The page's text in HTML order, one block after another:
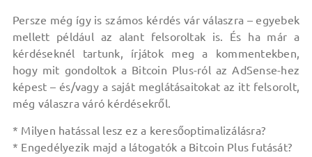
Persze még így is számos kérdés vár válaszra – egyebek
mellett például az alant felsoroltak is. És ha már a
kérdéseknél tartunk, írjátok meg a kommentekben,
hogy mit gondoltok a Bitcoin Plus-ról az AdSense-hez
képest – és/vagy a saját meglátásaitokat az itt felsorolt,
még válaszra váró kérdésekről.
* Milyen hatással lesz ez a keresőoptimalizálásra?
* Engedélyezik majd a látogatók a Bitcoin Plus futását?